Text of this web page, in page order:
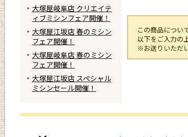
この商品につい
以下をご入力の
※お送りいただ
大塚屋岐阜店 クリエイテ
ィブミシンフェア開催！
大塚屋江坂店 春のミシン
フェア開催！
大塚屋岐阜店 春のミシン
フェア開催！
大塚屋江坂店 スペシャル
ミシンセール開催！